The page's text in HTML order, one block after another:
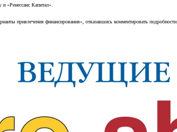
«Ренессанс Капитал».
привлечения финансирования», отказавшись комментировать подробности.